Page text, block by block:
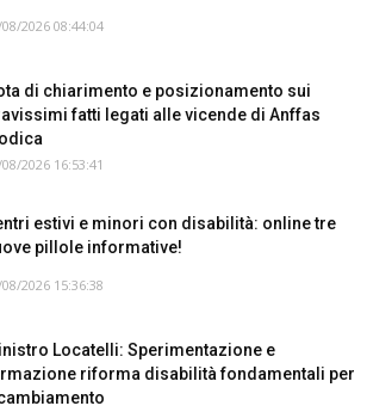
2026 08:44:04
di chiarimento e posizionamento sui
fatti legati alle vicende di Anffas
2026 16:53:41
estivi e minori con disabilità: online tre
pillole informative!
2026 15:36:38
Locatelli: Sperimentazione e
riforma disabilità fondamentali per